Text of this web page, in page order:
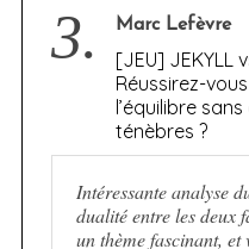
3. Marc Lefèvre
[JEU] JEKYLL
Réussirez-
l’équilibre
ténèbres ?
Intéressante analyse
dualité entre les deux
un thème fascinant,